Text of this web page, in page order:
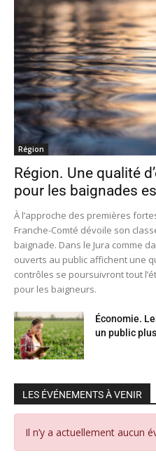
Région
Région. Une qualité
pour les baignades
À l’approche des premières
Franche-Comté dévoile son
baignade. Dans le Jura comme
ouverts au public affichent une
contrôles se poursuivront tout
pour les baigneurs.
Économie.
un public
LES ÉVÉNEMENTS À VENIR
Il n’y a actuellement aucun